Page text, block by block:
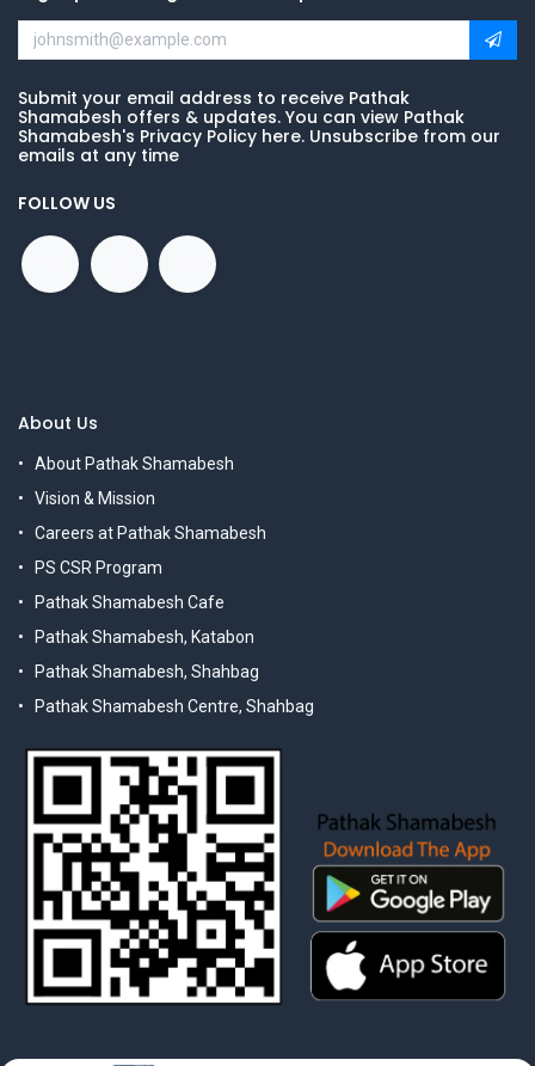
Submit your email address to receive Pathak
Shamabesh offers & updates. You can view Pathak
Shamabesh's Privacy Policy here. Unsubscribe from our
emails at any time
FOLLOW US
About Us
About Pathak Shamabesh
Vision & Mission
Careers at Pathak Shamabesh
PS CSR Program
Pathak Shamabesh Cafe
Pathak Shamabesh, Katabon
Pathak Shamabesh, Shahbag
Pathak Shamabesh Centre, Shahbag